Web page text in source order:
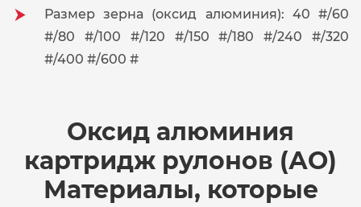
Размер зерна (оксид алюминия): 40 #/60
#/80 #/100 #/120 #/150 #/180 #/240 #/320
#/400 #/600 #
Оксид алюминия
картридж рулонов (АО)
Материалы, которые